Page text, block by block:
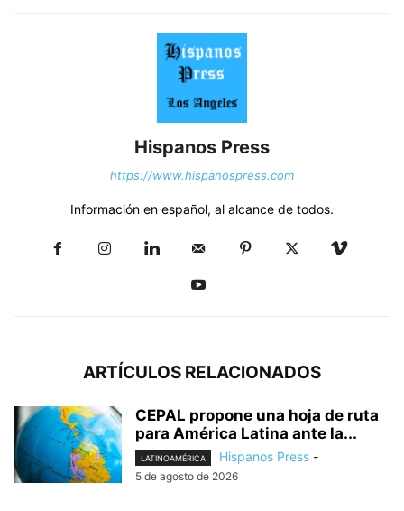
Hispanos Press
https://www.hispanospress.com
Información en español, al alcance de todos.
ARTÍCULOS RELACIONADOS
CEPAL propone una hoja de ruta
para América Latina ante la...
LATINOAMÉRICA Hispanos Press -
5 de agosto de 2026